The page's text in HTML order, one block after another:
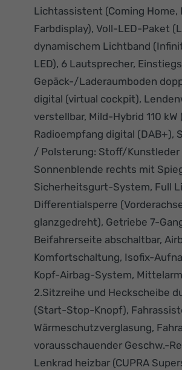
Lichtassistent (Coming Home,
Farbdisplay), Voll-LED-Paket
dynamischem Lichtband
LED), 6 Lautsprecher,
Gepäck-/Laderaumboden
digital (virtual cockpit),
verstellbar, Mild-Hybrid 110
Radioempfang digital (DAB+),
/ Polsterung: Stoff/Kunstleder
Sonnenblende rechts mit
Sicherheitsgurt-System, Full
Differentialsperre
glanzgedreht), Getriebe 7-
Beifahrerseite abschaltbar,
Komfortschaltung, Isofix-
Kopf-Airbag-System,
2.Sitzreihe und Heckscheibe
(Start-Stop-Knopf),
Wärmeschutzverglasung,
vorausschauender Geschw.-
Lenkrad heizbar (CUPRA